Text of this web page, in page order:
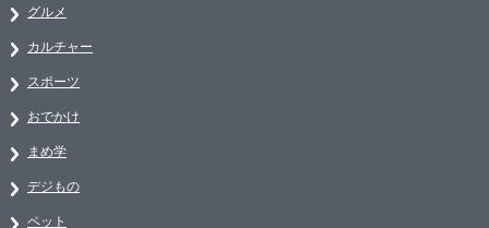
グルメ
カルチャー
スポーツ
おでかけ
まめ学
デジもの
ペット